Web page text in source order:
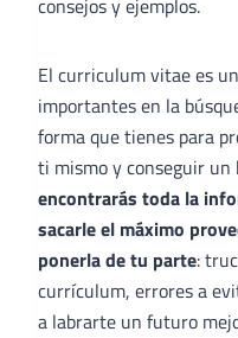
consejos y ejemplos.
El curriculum vitae es
importantes en la
forma que tienes para
ti mismo y conseguir un
encontrarás toda la
sacarle el máximo
ponerla de tu parte:
currículum, errores a
a labrarte un futuro